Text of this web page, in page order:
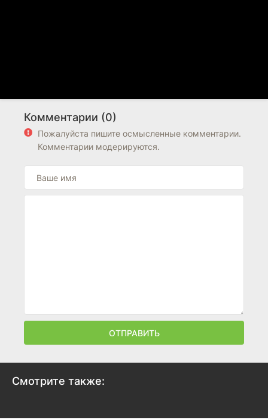
Комментарии (0)
Пожалуйста пишите осмысленные комментарии.
Комментарии модерируются.
ОТПРАВИТЬ
Смотрите также: